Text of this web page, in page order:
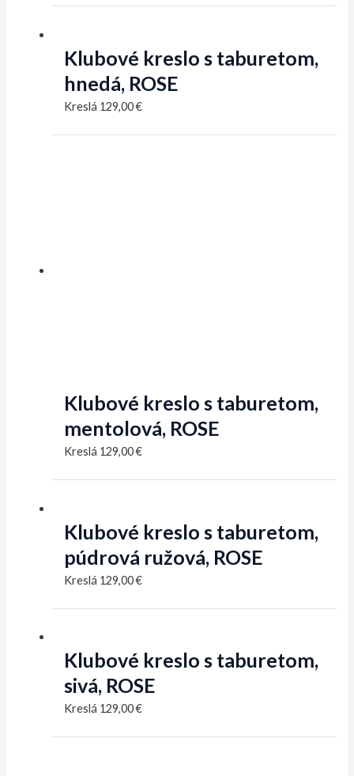
Klubové kreslo s taburetom,
hnedá, ROSE
Kreslá 129,00€
Klubové kreslo s taburetom,
mentolová, ROSE
Kreslá 129,00€
Klubové kreslo s taburetom,
púdrová ružová, ROSE
Kreslá 129,00€
Klubové kreslo s taburetom,
sivá, ROSE
Kreslá 129,00€